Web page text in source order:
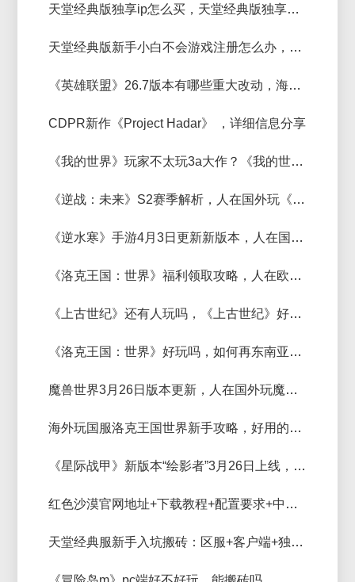
天堂经典版独享ip怎么买，天堂经典版独享家庭静态ip购买方法
天堂经典版新手小白不会游戏注册怎么办，天堂经典版注册下载安全验证教程
《英雄联盟》26.7版本有哪些重大改动，海外玩lol国服新版本需要注意什么
CDPR新作《Project Hadar》 ，详细信息分享
《我的世界》玩家不太玩3a大作？《我的世界》联机卡顿用什么加速器？
《逆战：未来》S2赛季解析，人在国外玩《逆战：未来》加速器推荐
《逆水寒》手游4月3日更新新版本，人在国外玩逆水寒国服加速器那个好
《洛克王国：世界》福利领取攻略，人在欧洲玩《洛克王国：世界》加速器推荐
《上古世纪》还有人玩吗，《上古世纪》好用的加速器推荐
《洛克王国：世界》好玩吗，如何再东南亚玩《洛克王国：世界》？
魔兽世界3月26日版本更新，人在国外玩魔兽国服加速器推荐
海外玩国服洛克王国世界新手攻略，好用的加速器推荐
《星际战甲》新版本“绘影者”3月26日上线，更新慢卡更新用什么加速器好！
红色沙漠官网地址+下载教程+配置要求+中文支持+加速器推荐
天堂经典服新手入坑搬砖：区服+客户端+独享ip+游戏教程